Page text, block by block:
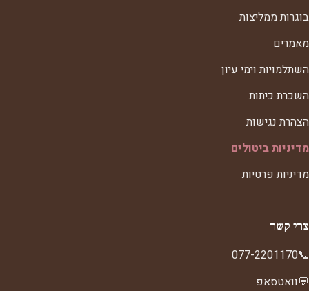
בוגרות ממליצות
מאמרים
השתלמויות וימי עיון
השכרת כיתות
הצהרת נגישות
מדיניות ביטולים
מדיניות פרטיות
צרי קשר
📞
077-2201170
💬וואטסאפ